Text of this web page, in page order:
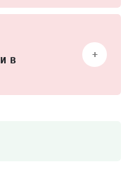
по телефону
в